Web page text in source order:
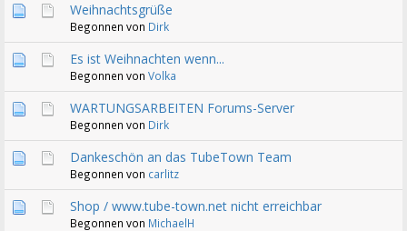
Weihnachtsgrüße
Begonnen von Dirk
Es ist Weihnachten wenn...
Begonnen von Volka
WARTUNGSARBEITEN Forums-Server
Begonnen von Dirk
Dankeschön an das TubeTown Team
Begonnen von carlitz
Shop / www.tube-town.net nicht erreichbar
Begonnen von MichaelH